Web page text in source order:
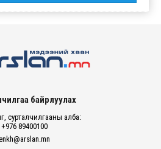
байрлуулах
сурталчилгааны алба:
+976 89400100